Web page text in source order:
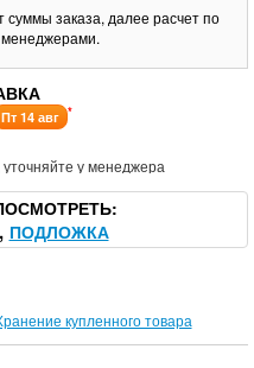
суммы заказа, далее расчет по
менеджерами.
Пт 14 авг *
у менеджера
ПОДЛОЖКА
купленного товара